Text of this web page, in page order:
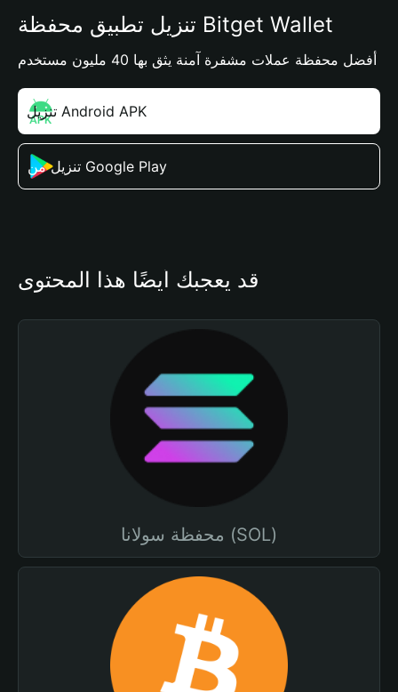
تنزيل تطبيق محفظة Bitget Wallet
أفضل محفظة عملات مشفرة آمنة يثق بها 40 مليون مستخدم
تنزيل Android APK
تنزيل من Google Play
قد يعجبك أيضًا هذا المحتوى
محفظة سولانا (SOL)